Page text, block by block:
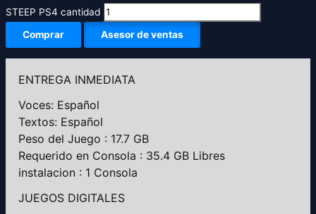
STEEP PS4 cantidad
Comprar
Asesor de ventas
ENTREGA INMEDIATA
Voces: Español
Textos: Español
Peso del Juego : 17.7 GB
Requerido en Consola : 35.4 GB Libres
instalacion : 1 Consola
JUEGOS DIGITALES